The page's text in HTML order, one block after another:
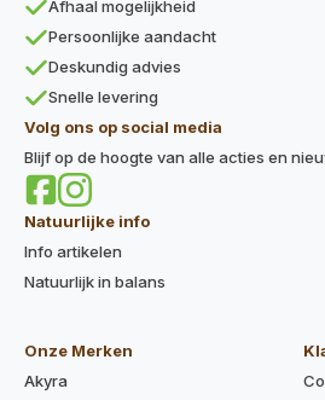
Afhaal mogelijkheid
Persoonlijke aandacht
Deskundig advies
Snelle levering
Volg ons op social media
Blijf op de hoogte van alle acties en
Natuurlijke info
Info artikelen
Natuurlijk in balans
Onze Merken
Akyra